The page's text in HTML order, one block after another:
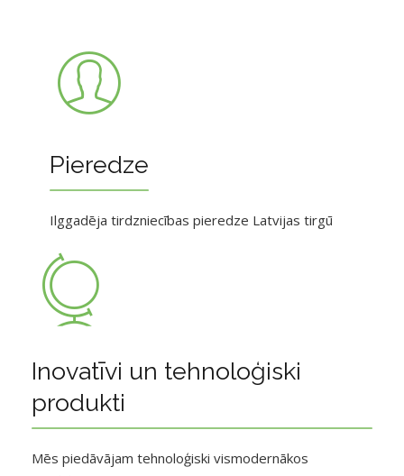
Pieredze
Ilggadēja tirdzniecības pieredze Latvijas tirgū
Inovatīvi un tehnoloģiski
produkti
Mēs piedāvājam tehnoloģiski vismodernākos